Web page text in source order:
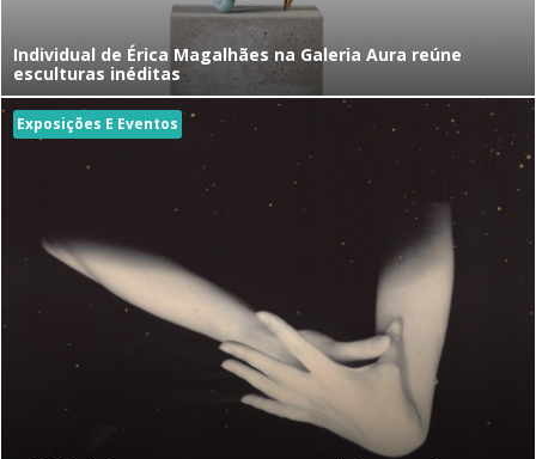
Individual de Érica Magalhães na Galeria Aura reúne
esculturas inéditas
Exposições E Eventos